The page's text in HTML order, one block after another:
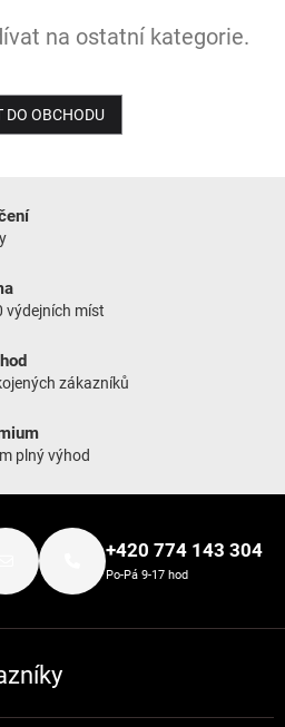
na ostatní kategorie.
DO OBCHODU
výdejních míst
zákazníků
plný výhod
+420 774 143 304
Po-Pá 9-17 hod